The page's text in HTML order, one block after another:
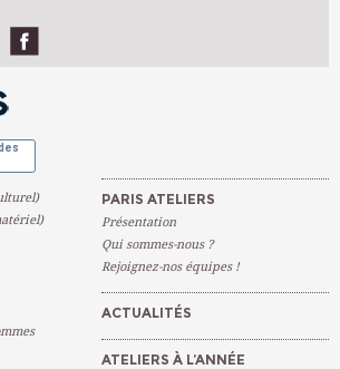
PARIS ATELIERS
Présentation
Qui sommes-nous ?
Rejoignez-nos équipes !
ACTUALITÉS
ATELIERS À L’ANNÉE